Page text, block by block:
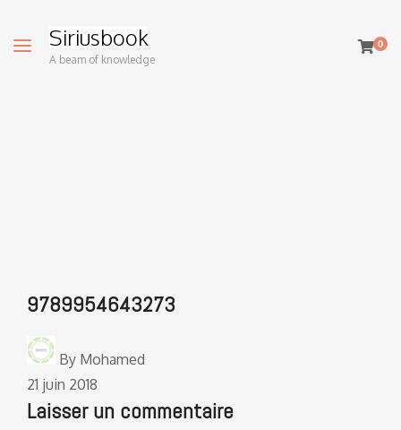
Siriusbook
A beam of knowledge
0
9789954643273
By Mohamed
21 juin 2018
Laisser un commentaire